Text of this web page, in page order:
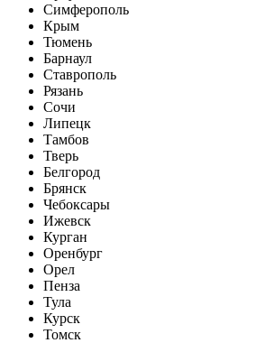
Симферополь
Крым
Тюмень
Барнаул
Ставрополь
Рязань
Сочи
Липецк
Тамбов
Тверь
Белгород
Брянск
Чебоксары
Ижевск
Курган
Оренбург
Орел
Пенза
Тула
Курск
Томск